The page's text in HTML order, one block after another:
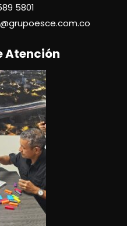
5801
Atención